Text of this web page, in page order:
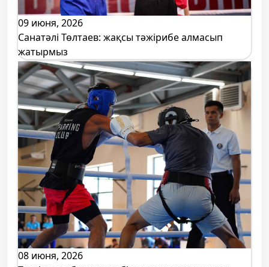
09 июня, 2026
Санатәлі Төлтаев: жақсы тәжірибе алмасып
жатырмыз
08 июня, 2026